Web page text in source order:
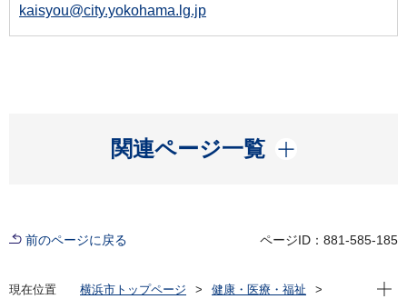
kaisyou@city.yokohama.lg.jp
関連ページ一覧
開く
前のページに戻る ページID：881-585-185
現在位置 横浜市トップページ
健康・医療・福祉
現在